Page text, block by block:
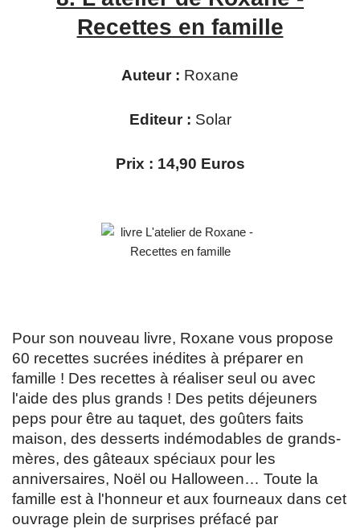
Recettes en famille
Auteur : Roxane
Editeur : Solar
Prix : 14,90 Euros
Pour son nouveau livre, Roxane vous propose
60 recettes sucrées inédites à préparer en
famille ! Des recettes à réaliser seul ou avec
l'aide des plus grands ! Des petits déjeuners
peps pour être au taquet, des goûters faits
maison, des desserts indémodables de grands-
mères, des gâteaux spéciaux pour les
anniversaires, Noël ou Halloween… Toute la
famille est à l'honneur et aux fourneaux dans cet
ouvrage plein de surprises préfacé par